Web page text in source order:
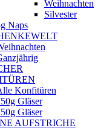
Weihnachten
Silvester
Naps
Konfitüren
Gläser
Gläser
AUFSTRICHE